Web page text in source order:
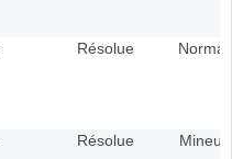
Résolue Normal
Résolue Mineur